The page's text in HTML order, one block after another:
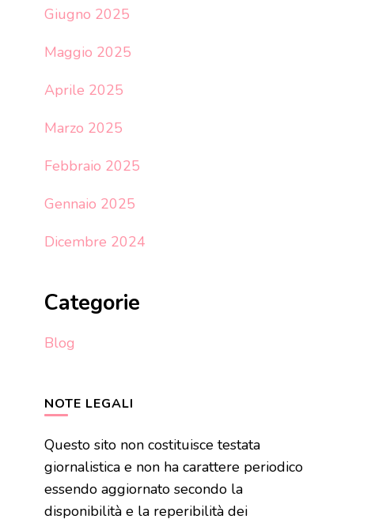
Giugno 2025
Maggio 2025
Aprile 2025
Marzo 2025
Febbraio 2025
Gennaio 2025
Dicembre 2024
Categorie
Blog
NOTE LEGALI
Questo sito non costituisce testata
giornalistica e non ha carattere periodico
essendo aggiornato secondo la
disponibilità e la reperibilità dei